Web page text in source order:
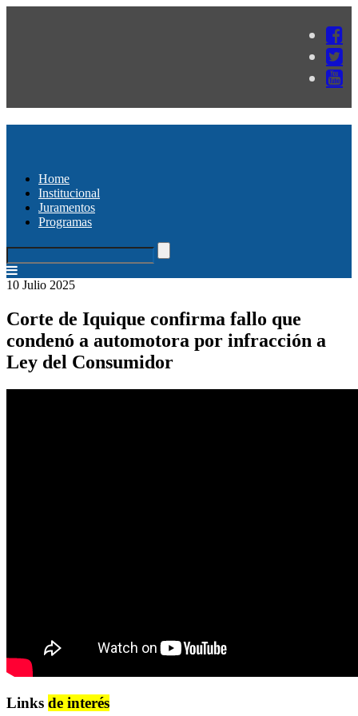
Home
Institucional
Juramentos
Programas
10 Julio 2025
Corte de Iquique confirma fallo que
condenó a automotora por infracción a
Ley del Consumidor
Links de interés